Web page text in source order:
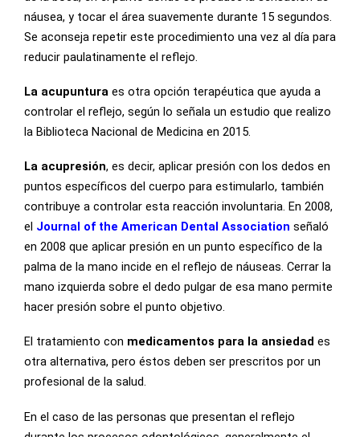
náusea, y tocar el área suavemente durante 15 segundos.
Se aconseja repetir este procedimiento una vez al día para
reducir paulatinamente el reflejo.
La acupuntura es otra opción terapéutica que ayuda a
controlar el reflejo, según lo señala un estudio que realizo
la Biblioteca Nacional de Medicina en 2015.
La acupresión, es decir, aplicar presión con los dedos en
puntos específicos del cuerpo para estimularlo, también
contribuye a controlar esta reacción involuntaria. En 2008,
el Journal of the American Dental Association señaló
en 2008 que aplicar presión en un punto específico de la
palma de la mano incide en el reflejo de náuseas. Cerrar la
mano izquierda sobre el dedo pulgar de esa mano permite
hacer presión sobre el punto objetivo.
El tratamiento con medicamentos para la ansiedad es
otra alternativa, pero éstos deben ser prescritos por un
profesional de la salud.
En el caso de las personas que presentan el reflejo